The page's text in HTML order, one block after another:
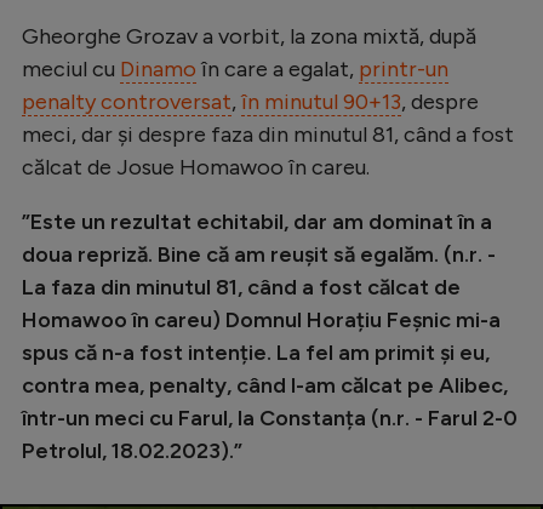
Natație
Formula 1
Gimnastică
Auto
Rugby
Alte sporturi
JO 2024
JO 2026
Gheorghe Grozav a vorbit, la zona mixtă, după
meciul cu Dinamo în care a egalat, printr-un
penalty controversat,în minutul 90+13, despre
meci, dar și despre faza din minutul 81, când a fost
călcat de Josue Homawoo în careu.
”Este un rezultat echitabil, dar am dominat în a
doua repriză. Bine că am reușit să egalăm. (n.r. -
La faza din minutul 81, când a fost călcat de
Homawoo în careu) Domnul Horațiu Feșnic mi-a
spus că n-a fost intenție. La fel am primit și eu,
contra mea, penalty, când l-am călcat pe Alibec,
într-un meci cu Farul, la Constanța (n.r. - Farul 2-0
Petrolul, 18.02.2023).”